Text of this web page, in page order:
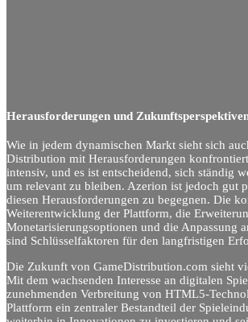
Herausforderungen und
Wie in jedem dynamischen Markt sieht sich
Distribution mit Herausforderungen
intensiv, und es ist entscheidend, sich ständig
um relevant zu bleiben. Azerion ist jedoch gut
diesen Herausforderungen zu begegnen. Die
Weiterentwicklung der Plattform, die
Monetarisierungsoptionen und die Anpassung
sind Schlüsselfaktoren für den langfristigen
Die Zukunft von GameDistribution.com sieht
Mit dem wachsenden Interesse an digitalen
zunehmenden Verbreitung von HTML5-
Plattform ein zentraler Bestandteil der